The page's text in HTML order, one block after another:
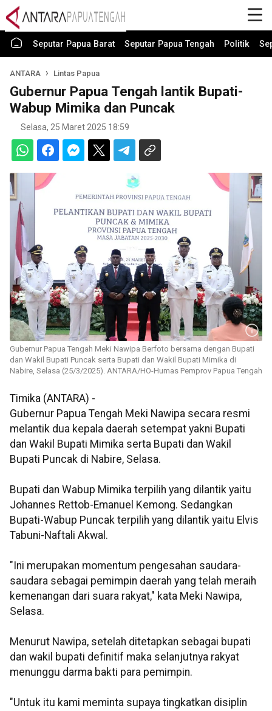
Seputar Papua Barat Seputar Papua Tengah Politik
ANTARA Lintas Papua
Gubernur Papua Tengah lantik Bupati-
Wabup Mimika dan Puncak
Selasa, 25 Maret 2025 18:59
Gubernur Papua Tengah Meki Nawipa Berfoto bersama dengan Bupati
dan Wakil Bupati Puncak serta Bupati dan Wakil Bupati Mimika di
Nabire, Selasa (25/3/2025). ANTARA/HO-Humas Pemprov Papua Tengah
Timika (ANTARA) -
Gubernur Papua Tengah Meki Nawipa secara resmi
melantik dua kepala daerah setempat yakni Bupati
dan Wakil Bupati Mimika serta Bupati dan Wakil
Bupati Puncak di Nabire, Selasa.
Bupati dan Wabup Mimika terpilih yang dilantik yaitu
Johannes Rettob-Emanuel Kemong. Sedangkan
Bupati-Wabup Puncak terpilih yang dilantik yaitu Elvis
Tabuni-Naftali Akwal.
"Ini merupakan momentum pengesahan saudara-
saudara sebagai pemimpin daerah yang telah meraih
kemenangan dari suara rakyat," kata Meki Nawipa,
Selasa.
Menurut Nawipa, setelah ditetapkan sebagai bupati
dan wakil bupati definitif maka selanjutnya rakyat
menunggu darma bakti para pemimpin.
"Untuk itu kami meminta supaya tingkatkan disiplin